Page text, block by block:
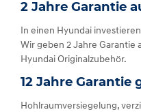
2 Jahre Garantie
In einen Hyundai
Wir geben 2 Jahre Garantie
Hyundai Originalzubehör.
12 Jahre
Hohlraumversiegelung,